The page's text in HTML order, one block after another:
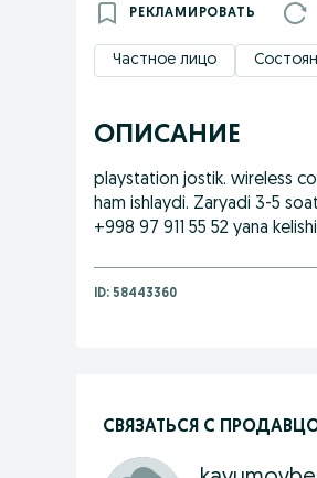
РЕКЛАМИРОВАТЬ
Частное лицо
ОПИСАНИЕ
playstation jostik. wireless
ham ishlaydi. Zaryadi 3-5
+998 97 911 55 52 yana
ID: 58443360
СВЯЗАТЬСЯ С